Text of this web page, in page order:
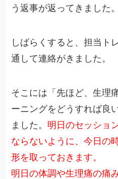
う返事が返ってきました。
しばらくすると、担当ト
通して連絡がきました。
そこには「先ほど、生理
ーニングをどうすれば良
ました。 明日のセッショ
ならないように、今日の
形を取っておきます。
明日の体調や生理痛の痛